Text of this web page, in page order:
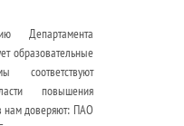
Департамента
образовательные
соответствуют
повышения
нам доверяют: ПАО